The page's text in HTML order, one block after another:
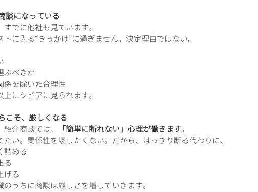
談になっている
でに他社も見ています。
に入る“きっかけ”に過ぎません。決定理由ではない。
ぶべきか
係を除いた合理性
にシビアに見られます。
こそ、厳しくなる
介商談では、
「簡単に断れない」心理が働きます。
い。関係性を壊したくない。だから、はっきり断る代わりに、
詰める
る
げる
のうちに商談は厳しさを増していきます。